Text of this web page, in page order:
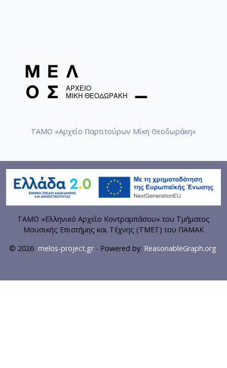
ΤΑΜΟ «Αρχείο Παρτιτούρων Μίκη Θεοδωράκη»
ΤΑΜΟ «Ελληνικό Αρχείο Κοντραμπάσου» του Τμήματος
Μουσικής Επιστήμης και Τέχνης (ΤΜΕΤ) του ΠΑΜΑΚ
© 2026 melos-project.gr- Powered by: ReasonableGraph.org